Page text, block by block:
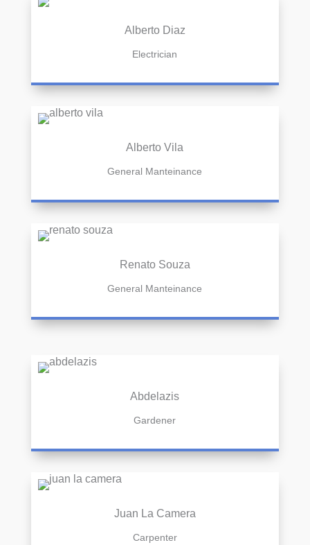
Alberto Diaz
Electrician
Alberto Vila
General Manteinance
Renato Souza
General Manteinance
Abdelazis
Gardener
Juan La Camera
Carpenter